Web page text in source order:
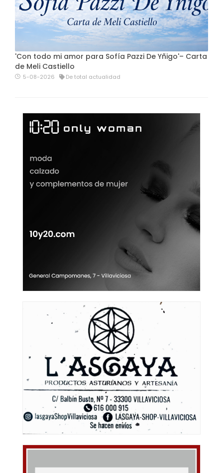
'Con todo mi amor para Sofía Pazzi De Yñigo'– Carta
de Meli Castiello
5-08-2026 De total actualidad